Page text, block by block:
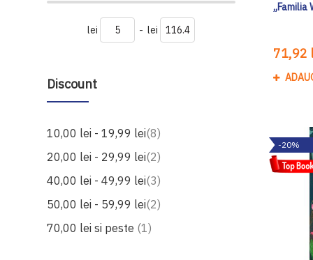
lei - lei
Discount
10,00 lei -19,99 lei 8produse
20,00 lei - 29,99 lei 2produse
40,00 lei -49,99 lei 3produse
50,00 lei - 59,99 lei 2produse
70,00 lei si peste 1produs
„Familia
71,92
-20%